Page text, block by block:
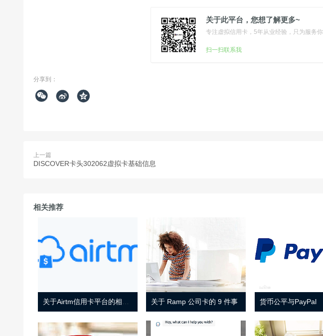
关于此平台，您想了解更多~
专注虚拟信用卡，5年从业经验，只为服务你
扫一扫联系我
分享到：
  
上一篇
DISCOVER卡头302062虚拟卡基础信息
相关推荐
关于 Ramp 公司卡的 9 件事 货币公平与PayPal